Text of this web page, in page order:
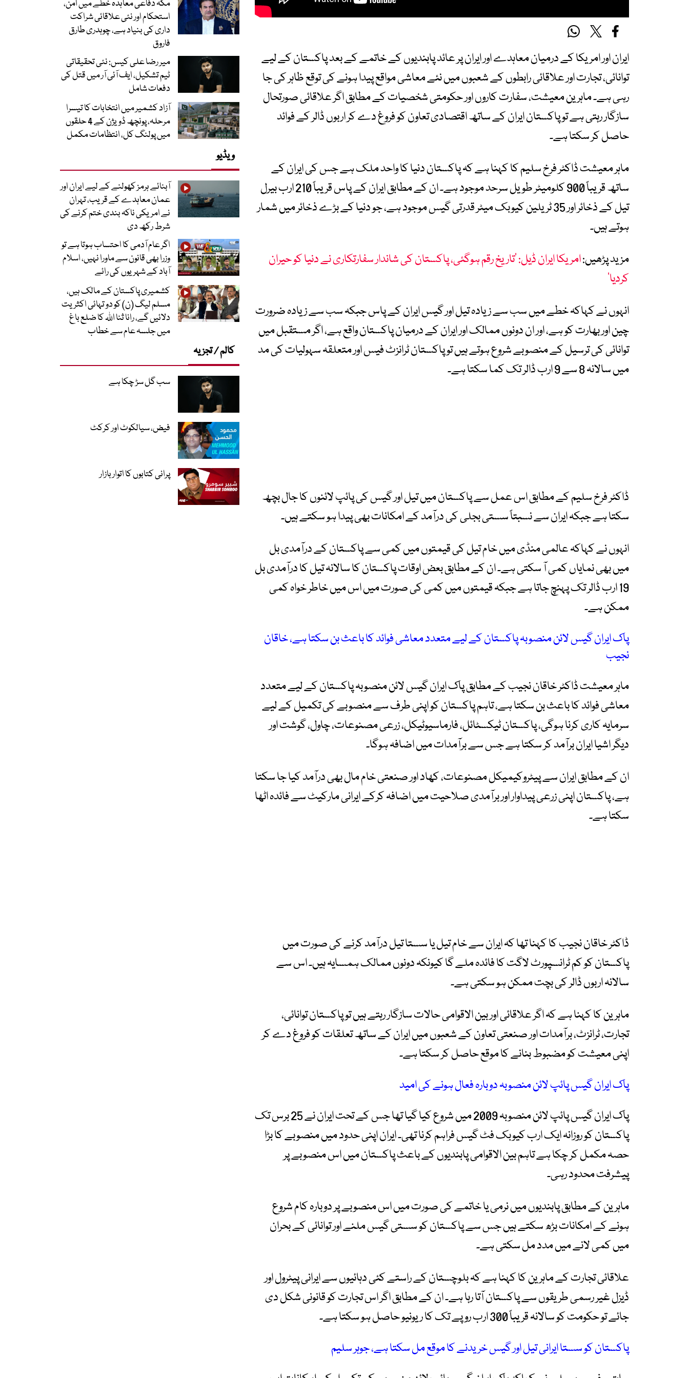
ایران اور امریکا کے درمیان معاہدے اور ایران پر عائد پابندیوں کے خاتمے کے بعد پاکستان کے لیے
توانائی، تجارت اور علاقائی رابطوں کے شعبوں میں نئے معاشی مواقع پیدا ہونے کی توقع ظاہر کی جا
رہی ہے۔ ماہرین معیشت، سفارت کاروں اور حکومتی شخصیات کے مطابق اگر علاقائی صورتحال
سازگار رہتی ہے تو پاکستان ایران کے ساتھ اقتصادی تعاون کو فروغ دے کر اربوں ڈالر کے فوائد
حاصل کر سکتا ہے۔
ماہر معیشت ڈاکٹر فرخ سلیم کا کہنا ہے کہ پاکستان دنیا کا واحد ملک ہے جس کی ایران کے
ساتھ قریباً 900 کلومیٹر طویل سرحد موجود ہے۔ ان کے مطابق ایران کے پاس قریباً 210 ارب بیرل
تیل کے ذخائر اور 35 ٹریلین کیوبک میٹر قدرتی گیس موجود ہے، جو دنیا کے بڑے ذخائر میں شمار
ہوتے ہیں۔
مزید پڑھیں:امریکا ایران ڈیل: ’تاریخ رقم ہوگئی، پاکستان کی شاندار سفارتکاری نے دنیا کو حیران
کردیا‘
انہوں نے کہاکہ خطے میں سب سے زیادہ تیل اور گیس ایران کے پاس جبکہ سب سے زیادہ ضرورت
چین اور بھارت کو ہے، اور ان دونوں ممالک اور ایران کے درمیان پاکستان واقع ہے، اگر مستقبل میں
توانائی کی ترسیل کے منصوبے شروع ہوتے ہیں تو پاکستان ٹرانزٹ فیس اور متعلقہ سہولیات کی مد
میں سالانہ 8 سے 9 ارب ڈالر تک کما سکتا ہے۔
ڈاکٹر فرخ سلیم کے مطابق اس عمل سے پاکستان میں تیل اور گیس کی پائپ لائنوں کا جال بچھ
سکتا ہے جبکہ ایران سے نسبتاً سستی بجلی کی درآمد کے امکانات بھی پیدا ہو سکتے ہیں۔
انہوں نے کہاکہ عالمی منڈی میں خام تیل کی قیمتوں میں کمی سے پاکستان کے درآمدی بل
میں بھی نمایاں کمی آ سکتی ہے۔ ان کے مطابق بعض اوقات پاکستان کا سالانہ تیل کا درآمدی بل
19 ارب ڈالر تک پہنچ جاتا ہے جبکہ قیمتوں میں کمی کی صورت میں اس میں خاطر خواہ کمی
ممکن ہے۔
پاک ایران گیس لائن منصوبہ پاکستان کے لیے متعدد معاشی فوائد کا باعث بن سکتا ہے، خاقان
نجیب
ماہر معیشت ڈاکٹر خاقان نجیب کے مطابق پاک ایران گیس لائن منصوبہ پاکستان کے لیے متعدد
معاشی فوائد کا باعث بن سکتا ہے، تاہم پاکستان کو اپنی طرف سے منصوبے کی تکمیل کے لیے
سرمایہ کاری کرنا ہوگی، پاکستان ٹیکسٹائل، فارماسیوٹیکل، زرعی مصنوعات، چاول، گوشت اور
دیگر اشیا ایران برآمد کر سکتا ہے جس سے برآمدات میں اضافہ ہوگا۔
ان کے مطابق ایران سے پیٹروکیمیکل مصنوعات، کھاد اور صنعتی خام مال بھی درآمد کیا جا سکتا
ہے، پاکستان اپنی زرعی پیداوار اور برآمدی صلاحیت میں اضافہ کرکے ایرانی مارکیٹ سے فائدہ اٹھا
سکتا ہے۔
ڈاکٹر خاقان نجیب کا کہنا تھا کہ ایران سے خام تیل یا سستا تیل درآمد کرنے کی صورت میں
پاکستان کو کم ٹرانسپورٹ لاگت کا فائدہ ملے گا کیونکہ دونوں ممالک ہمسایہ ہیں۔ اس سے
سالانہ اربوں ڈالر کی بچت ممکن ہو سکتی ہے۔
ماہرین کا کہنا ہے کہ اگر علاقائی اور بین الاقوامی حالات سازگار رہتے ہیں تو پاکستان توانائی،
تجارت، ٹرانزٹ، برآمدات اور صنعتی تعاون کے شعبوں میں ایران کے ساتھ تعلقات کو فروغ دے کر
اپنی معیشت کو مضبوط بنانے کا موقع حاصل کر سکتا ہے۔
پاک ایران گیس پائپ لائن منصوبہ دوبارہ فعال ہونے کی امید
پاک ایران گیس پائپ لائن منصوبہ 2009 میں شروع کیا گیا تھا جس کے تحت ایران نے 25 برس تک
پاکستان کو روزانہ ایک ارب کیوبک فٹ گیس فراہم کرنا تھی۔ ایران اپنی حدود میں منصوبے کا بڑا
حصہ مکمل کر چکا ہے تاہم بین الاقوامی پابندیوں کے باعث پاکستان میں اس منصوبے پر
پیشرفت محدود رہی۔
ماہرین کے مطابق پابندیوں میں نرمی یا خاتمے کی صورت میں اس منصوبے پر دوبارہ کام شروع
ہونے کے امکانات بڑھ سکتے ہیں جس سے پاکستان کو سستی گیس ملنے اور توانائی کے بحران
میں کمی لانے میں مدد مل سکتی ہے۔
علاقائی تجارت کے ماہرین کا کہنا ہے کہ بلوچستان کے راستے کئی دہائیوں سے ایرانی پیٹرول اور
ڈیزل غیر رسمی طریقوں سے پاکستان آتا رہا ہے۔ ان کے مطابق اگر اس تجارت کو قانونی شکل دی
جائے تو حکومت کو سالانہ قریباً 300 ارب روپے تک کا ریونیو حاصل ہو سکتا ہے۔
پاکستان کو سستا ایرانی تیل اور گیس خریدنے کا موقع مل سکتا ہے، جوہر سلیم
مکہ دفاعی معاہدہ خطے میں امن،
استحکام اور نئی علاقائی شراکت
داری کی بنیاد ہے، چوہدری طارق
فاروق
میر رضا علی کیس: نئی تحقیقاتی
ٹیم تشکیل، ایف آئی آر میں قتل کی
دفعات شامل
آزاد کشمیر میں انتخابات کا تیسرا
مرحلہ، پونچھ ڈویژن کے 4 حلقوں
میں پولنگ کل، انتظامات مکمل
ویڈیو
آبنائے ہرمز کھولنے کے لیے ایران اور
عمان معاہدے کے قریب، تہران
نے امریکی ناکہ بندی ختم کرنے کی
شرط رکھ دی
اگر عام آدمی کا احتساب ہوتا ہے تو
وزرا بھی قانون سے ماورا نہیں، اسلام
آباد کے شہریوں کی رائے
کشمیری پاکستان کے مالک ہیں،
مسلم لیگ (ن) کو دو تہائی اکثریت
دلائیں گے، رانا ثنا اللہ کا ضلع باغ
میں جلسہ عام سے خطاب
کالم / تجزیہ
سب گل سڑ چکا ہے
فیض، سیالکوٹ اور کرکٹ
پرانی کتابوں کا اتوار بازار